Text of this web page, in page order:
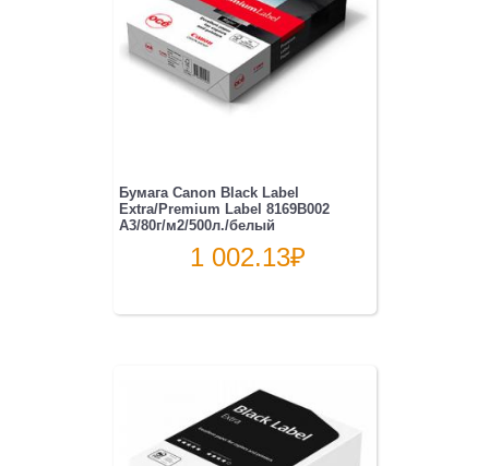
Бумага Canon Black Label
Extra/Premium Label 8169B002
A3/80г/м2/500л./белый
1 002.13₽